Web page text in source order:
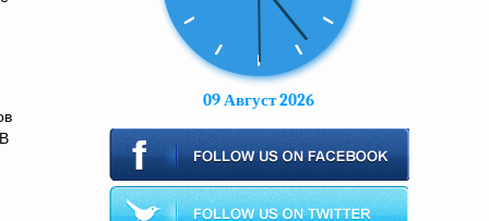
09 Август 2026